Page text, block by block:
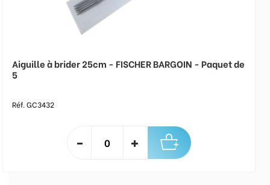
Aiguille à brider 25cm - FISCHER BARGOIN - Paquet de
5
Réf. GC3432